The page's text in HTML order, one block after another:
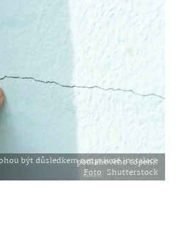
Popraskané stěny mohou být důsledkem nesprávné instalace podlahového topení.
Foto: Shutterstock